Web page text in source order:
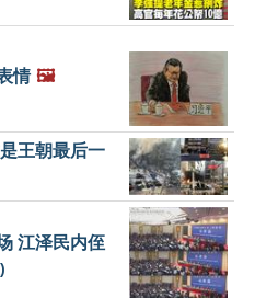
情 🖼️
王朝最后一
江泽民内侄